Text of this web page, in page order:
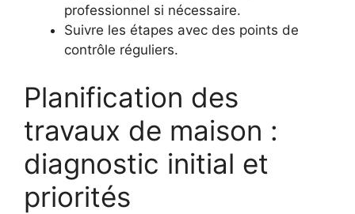
professionnel si nécessaire.
Suivre les étapes avec des points de
contrôle réguliers.
Planification des
travaux de maison :
diagnostic initial et
priorités